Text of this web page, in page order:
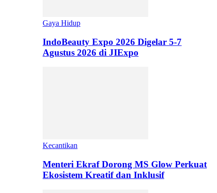
Gaya Hidup
IndoBeauty Expo 2026 Digelar 5-7
Agustus 2026 di JIExpo
Kecantikan
Menteri Ekraf Dorong MS Glow Perkuat
Ekosistem Kreatif dan Inklusif